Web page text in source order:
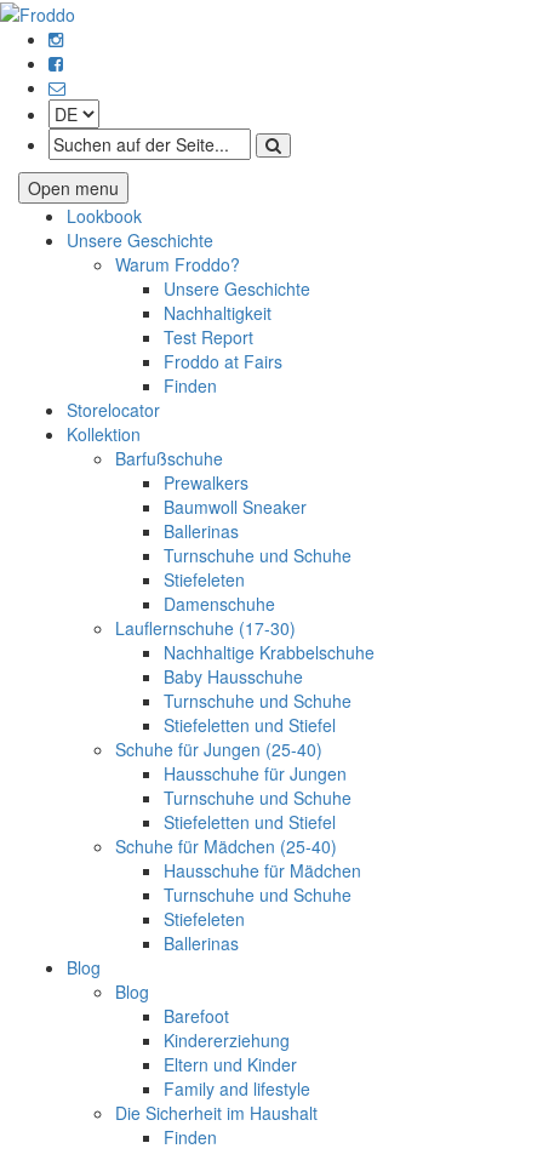
Open menu
Lookbook
Unsere Geschichte
Warum Froddo?
Unsere Geschichte
Nachhaltigkeit
Test Report
Froddo at Fairs
Finden
Storelocator
Kollektion
Barfußschuhe
Prewalkers
Baumwoll Sneaker
Ballerinas
Turnschuhe und Schuhe
Stiefeleten
Damenschuhe
Lauflernschuhe (17-30)
Nachhaltige Krabbelschuhe
Baby Hausschuhe
Turnschuhe und Schuhe
Stiefeletten und Stiefel
Schuhe für Jungen (25-40)
Hausschuhe für Jungen
Turnschuhe und Schuhe
Stiefeletten und Stiefel
Schuhe für Mädchen (25-40)
Hausschuhe für Mädchen
Turnschuhe und Schuhe
Stiefeleten
Ballerinas
Blog
Blog
Barefoot
Kindererziehung
Eltern und Kinder
Family and lifestyle
Die Sicherheit im Haushalt
Finden